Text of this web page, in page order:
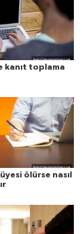
kanıt toplama
ölürse nasıl